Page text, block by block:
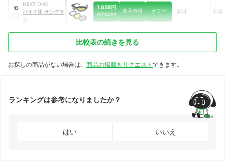
10
NEXT ONE
バイク用 サングラ
ス
1,658円
Amazon
楽天市場 ヤフー 不明 不明
比較表の続きを見る
お探しの商品がない場合は、 商品の掲載をリクエスト できます。
ランキングは参考になりましたか？
はい いいえ